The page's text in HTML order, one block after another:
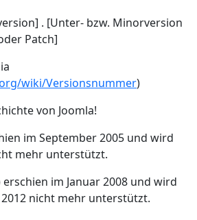
. [Unter- bzw. Minorversion
Patch]
wiki/Versionsnummer)
von Joomla!
im September 2005 und wird
mehr unterstützt.
erschien im Januar 2008 und wird
nicht mehr unterstützt.